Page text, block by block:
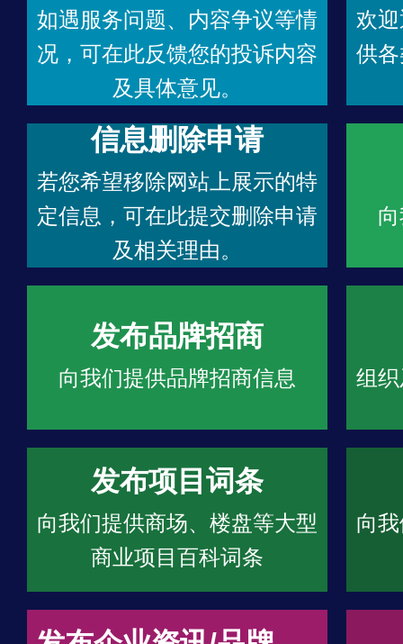
如遇服务问题、内容争议等情
况，可在此反馈您的投诉内容
及具体意见。
欢
供
信息删除申请
若您希望移除网站上展示的特
定信息，可在此提交删除申请
及相关理由。
发布品牌招商
向我们提供品牌招商信息 组
发布项目词条
向我们提供商场、楼盘等大型
商业项目百科词条
向